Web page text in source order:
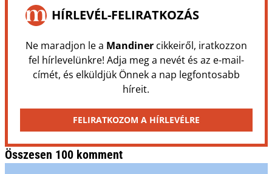
HÍRLEVÉL-FELIRATKOZÁS
Ne maradjon le a Mandinercikkeiről, iratkozzon
fel hírlevelünkre! Adja meg a nevét és az e-mail-
címét, és elküldjük Önnek a nap legfontosabb
híreit.
FELIRATKOZOM A HÍRLEVÉLRE
Összesen 100 komment